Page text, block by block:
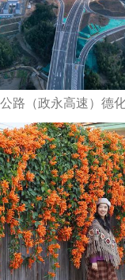
路（政永高速）德